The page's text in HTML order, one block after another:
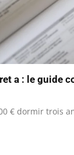
a : le guide
€ dormir trois